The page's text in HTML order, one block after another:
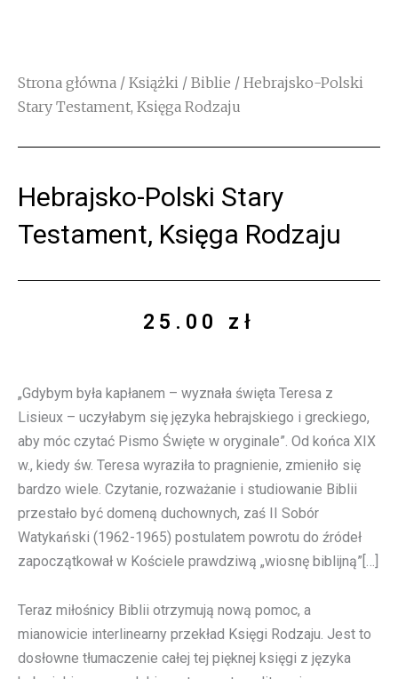
Strona główna / Książki / Biblie / Hebrajsko-Polski
Stary Testament, Księga Rodzaju
Hebrajsko-Polski Stary
Testament, Księga Rodzaju
25.00 zł
„Gdybym była kapłanem – wyznała święta Teresa z
Lisieux – uczyłabym się języka hebrajskiego i greckiego,
aby móc czytać Pismo Święte w oryginale”. Od końca XIX
w., kiedy św. Teresa wyraziła to pragnienie, zmieniło się
bardzo wiele. Czytanie, rozważanie i studiowanie Biblii
przestało być domeną duchownych, zaś II Sobór
Watykański (1962-1965) postulatem powrotu do źródeł
zapoczątkował w Kościele prawdziwą „wiosnę biblijną”[…]
Teraz miłośnicy Biblii otrzymują nową pomoc, a
mianowicie interlinearny przekład Księgi Rodzaju. Jest to
dosłowne tłumaczenie całej tej pięknej księgi z języka